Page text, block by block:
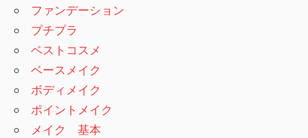
ファンデーション
プチプラ
ベストコスメ
ベースメイク
ボディメイク
ポイントメイク
メイク 基本